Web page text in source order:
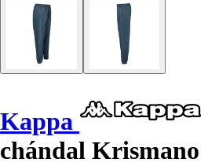
Kappa
chándal Krismano